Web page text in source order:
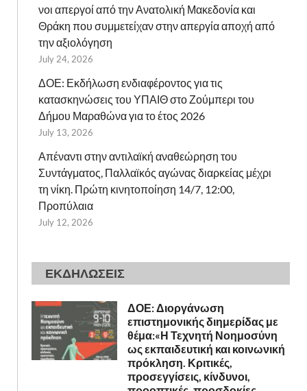
νοι απεργοί από την Ανατολική Μακεδονία και
Θράκη που συμμετείχαν στην απεργία αποχή από
την αξιολόγηση
July 24, 2026
ΔΟΕ: Εκδήλωση ενδιαφέροντος για τις
κατασκηνώσεις του ΥΠΑΙΘ στο Ζούμπερι του
Δήμου Μαραθώνα για το έτος 2026
July 13, 2026
Απέναντι στην αντιλαϊκή αναθεώρηση του
Συντάγματος, Παλλαϊκός αγώνας διαρκείας μέχρι
τη νίκη. Πρώτη κινητοποίηση 14/7, 12:00,
Προπύλαια
July 12, 2026
ΕΚΔΗΛΩΣΕΙΣ
ΔΟΕ: Διοργάνωση
επιστημονικής διημερίδας με
θέμα:«Η Τεχνητή Νοημοσύνη
ως εκπαιδευτική και κοινωνική
πρόκληση. Κριτικές,
προσεγγίσεις, κίνδυνοι,